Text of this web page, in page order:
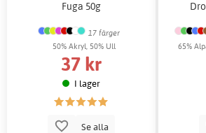
Fuga 50g
17 färger
50% Akryl, 50% Ull
37 kr
I lager
Se alla
65%